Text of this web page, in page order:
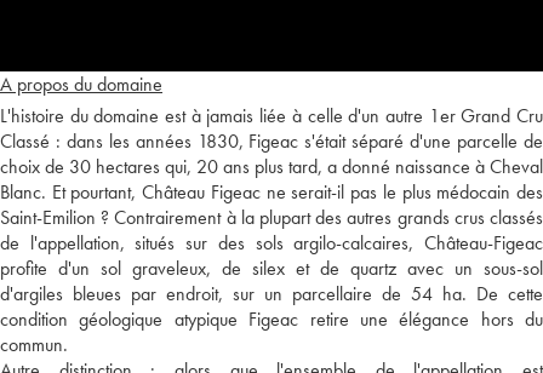
A propos du domaine
L'histoire du domaine est à jamais liée à celle d'un autre 1er Grand Cru
Classé : dans les années 1830, Figeac s'était séparé d'une parcelle de
choix de 30 hectares qui, 20 ans plus tard, a donné naissance à Cheval
Blanc. Et pourtant, Château Figeac ne serait-il pas le plus médocain des
Saint-Emilion ? Contrairement à la plupart des autres grands crus classés
de l'appellation, situés sur des sols argilo-calcaires, Château-Figeac
profite d'un sol graveleux, de silex et de quartz avec un sous-sol
d'argiles bleues par endroit, sur un parcellaire de 54 ha. De cette
condition géologique atypique Figeac retire une élégance hors du
commun.